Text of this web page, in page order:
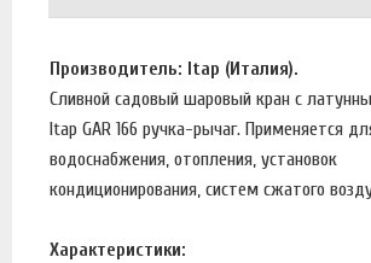
Производитель: Itap (Италия).
Сливной садовый шаровый кран с
Itap GAR 166 ручка-рычаг. Применяется
водоснабжения, отопления, установок
кондиционирования, систем сжатого
Характеристики: